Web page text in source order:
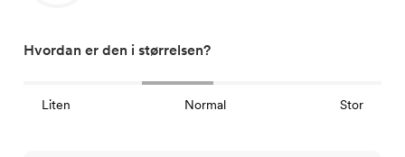
Hvordan er den i størrelsen?
Liten Normal Stor